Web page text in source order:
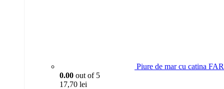
Piure de mar cu catina
0.00 out of 5
17,70 lei